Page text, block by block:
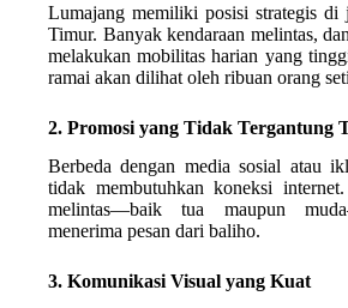
Lumajang memiliki posisi strategis di
Timur. Banyak kendaraan melintas,
melakukan mobilitas harian yang
ramai akan dilihat oleh ribuan orang
2. Promosi yang Tidak Tergantung
Berbeda dengan media sosial atau
tidak membutuhkan koneksi
melintas—baik tua maupun
menerima pesan dari baliho.
3. Komunikasi Visual yang Kuat